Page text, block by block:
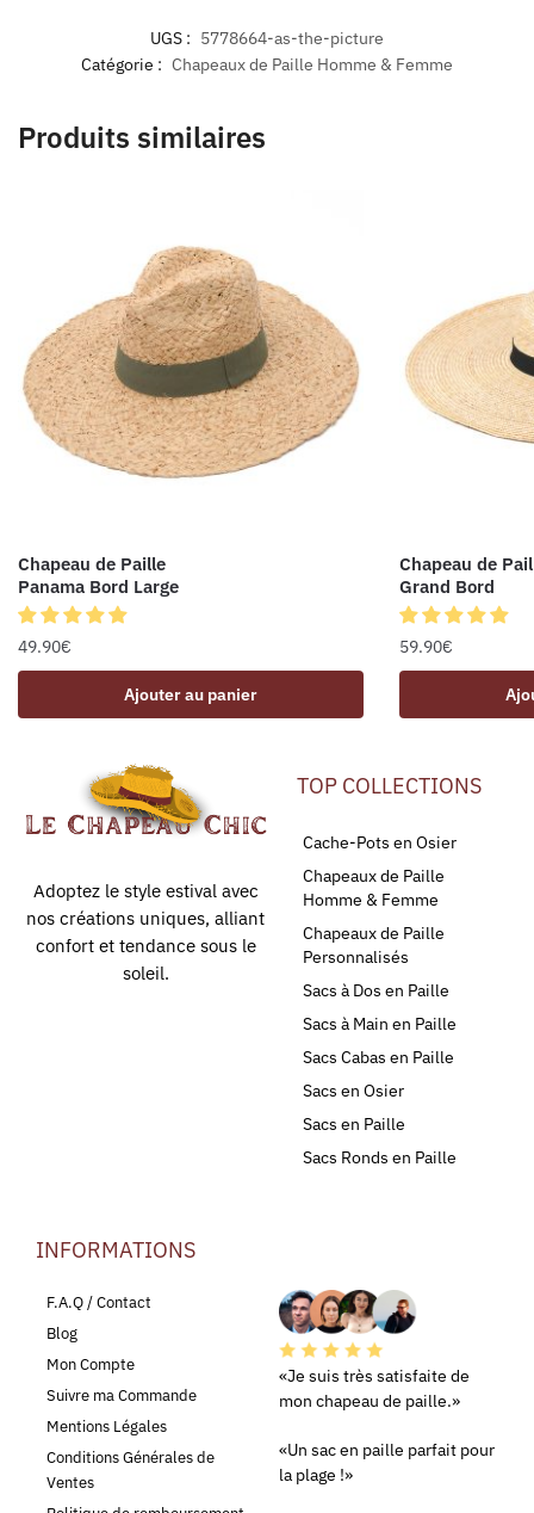
UGS : 5778664-as-the-picture
Catégorie : Chapeaux de Paille Homme & Femme
Produits similaires
Chapeau de Paille
Panama Bord Large
49.90€
Ajouter au panier
Chapeau de
Grand Bord
59.90€
Adoptez le style estival avec
nos créations uniques, alliant
confort et tendance sous le
soleil.
TOP COLLECTIONS
Cache-Pots en Osier
Chapeaux de Paille
Homme & Femme
Chapeaux de Paille
Personnalisés
Sacs à Dos en Paille
Sacs à Main en Paille
Sacs Cabas en Paille
Sacs en Osier
Sacs en Paille
Sacs Ronds en Paille
INFORMATIONS
F.A.Q / Contact
Blog
Mon Compte
Suivre ma Commande
Mentions Légales
Conditions Générales de
Ventes
«Je suis très satisfaite de
mon chapeau de paille.»
«Un sac en paille parfait pour
la plage !»